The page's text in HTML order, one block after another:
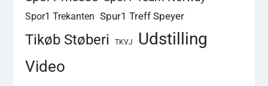
Spor1 Trekanten Spur1 Treff Speyer
Tikøb Støberi TKVJ Udstilling
Video